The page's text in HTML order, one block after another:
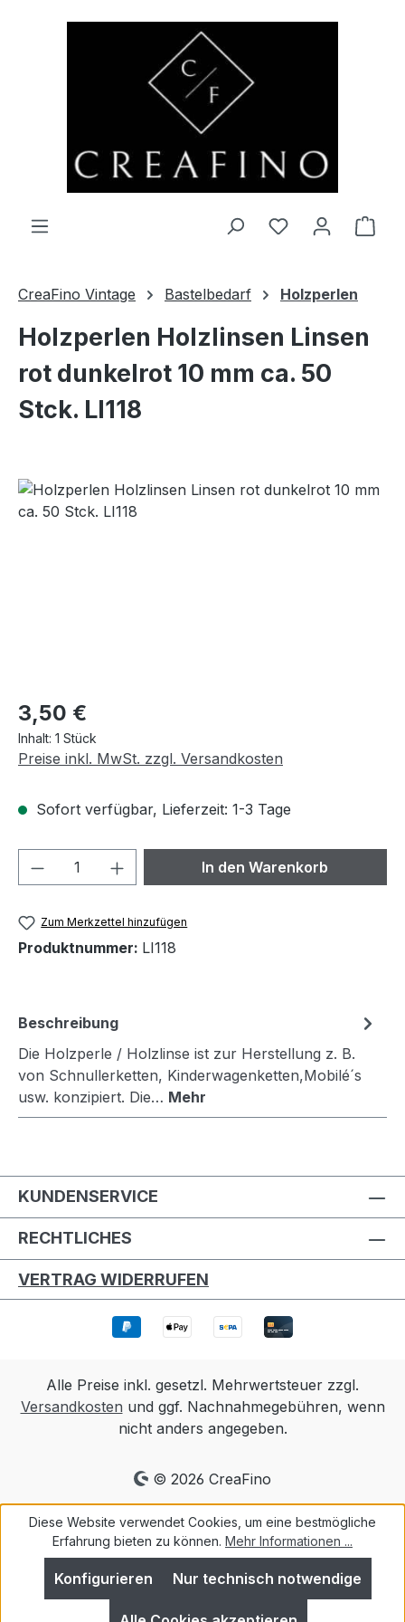
Zum Hauptinhalt springen
Du hast 0
CreaFino Vintage Bastelbedarf Holzperlen
Holzperlen Holzlinsen Linsen
rot dunkelrot 10 mm ca. 50
Stck. LI118
Regulärer Preis:
3,50 €
Inhalt: 1 Stück
Preise inkl. MwSt. zzgl. Versandkosten
Sofort verfügbar, Lieferzeit: 1-3 Tage
Produkt Anzahl: Gib denIn den Warenkorb
Zum Merkzettel hinzufügen
Produktnummer: LI118
Beschreibung
Die Holzperle / Holzlinse ist zur Herstellung z. B.
von Schnullerketten, Kinderwagenketten,Mobilé´s
usw. konzipiert. Die… Mehr
KUNDENSERVICE
RECHTLICHES
VERTRAG WIDERRUFEN
Alle Preise inkl. gesetzl. Mehrwertsteuer zzgl.
Versandkosten und ggf. Nachnahmegebühren, wenn
nicht anders angegeben.
© 2026 CreaFino
Diese Website verwendet Cookies, um eine bestmögliche
Erfahrung bieten zu können. Mehr Informationen ...
Nur technisch notwendige
Konfigurieren